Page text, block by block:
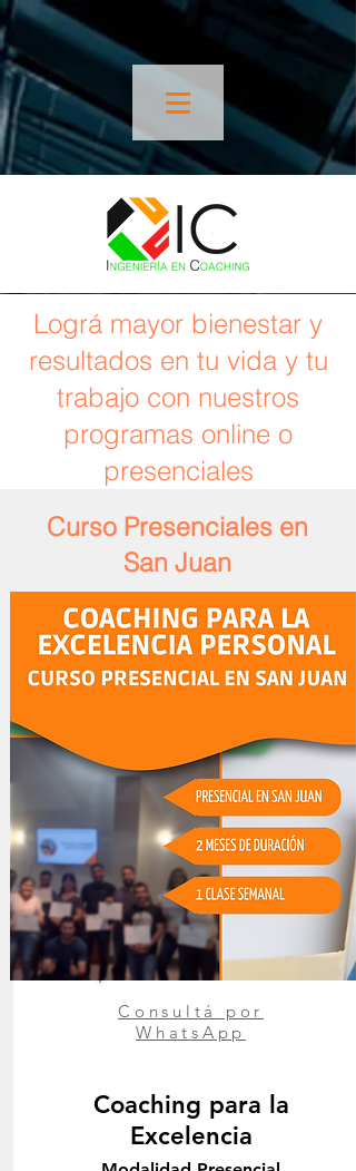
Lográ mayor bienestar y
resultados en tu vida y tu
trabajo con nuestros
programas online o
presenciales
Curso Presenciales en
San Juan
Consultá por
WhatsApp
Coaching para la
Excelencia